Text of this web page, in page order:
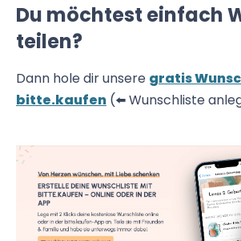
Du möchtest einfach
teilen?
Dann hole dir unsere gratis
bitte.kaufen (⬅️ Wunschliste